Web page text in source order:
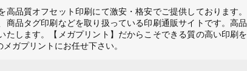
品質オフセット印刷にて激安・格安でご提供しております。
品タグ印刷などを取り扱っている印刷通販サイトです。高品
します。【メガプリント】だからこそできる質の高い印刷を
ガプリントにお任せ下さい。